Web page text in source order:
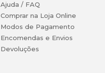
Ajuda / FAQ
Comprar na Loja Online
Modos de Pagamento
Encomendas e Envios
Devoluções